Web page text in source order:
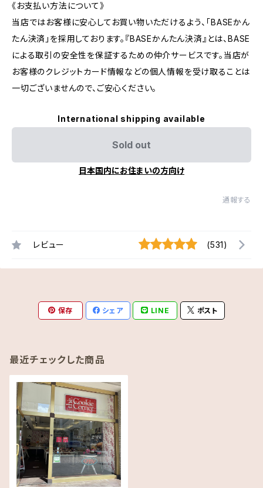
《お支払い方法について》
当店ではお客様に安心してお買い物いただけるよう、「BASEかん
たん決済」を採用しております。『BASEかんたん決済』とは、BASE
による取引の安全性を保証するための仲介サービスです。当店が
お客様のクレジットカード情報などの個人情報を受け取ることは
一切ございませんので、ご安心ください。
International shipping available
Sold out
日本国内にお住まいの方向け
通報する
レビュー (531)
保存 シェア LINE ポスト
最近チェックした商品